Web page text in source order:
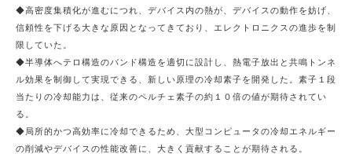
◆高密度集積化が進むにつれ、デバイス内の熱が、デバイスの動作を妨げ、
信頼性を下げる大きな原因となってきており、エレクトロニクスの進歩を制
限していた。
◆半導体へテロ構造のバンド構造を適切に設計し、熱電子放出と共鳴トンネ
ル効果を制御して実現できる、新しい原理の冷却素子を開発した。素子１段
当たりの冷却能力は、従来のペルチェ素子の約１０倍の値が期待されてい
る。
◆局所的かつ高効率に冷却できるため、大型コンピュータの冷却エネルギー
の削減やデバイスの性能改善に、大きく貢献することが期待される。